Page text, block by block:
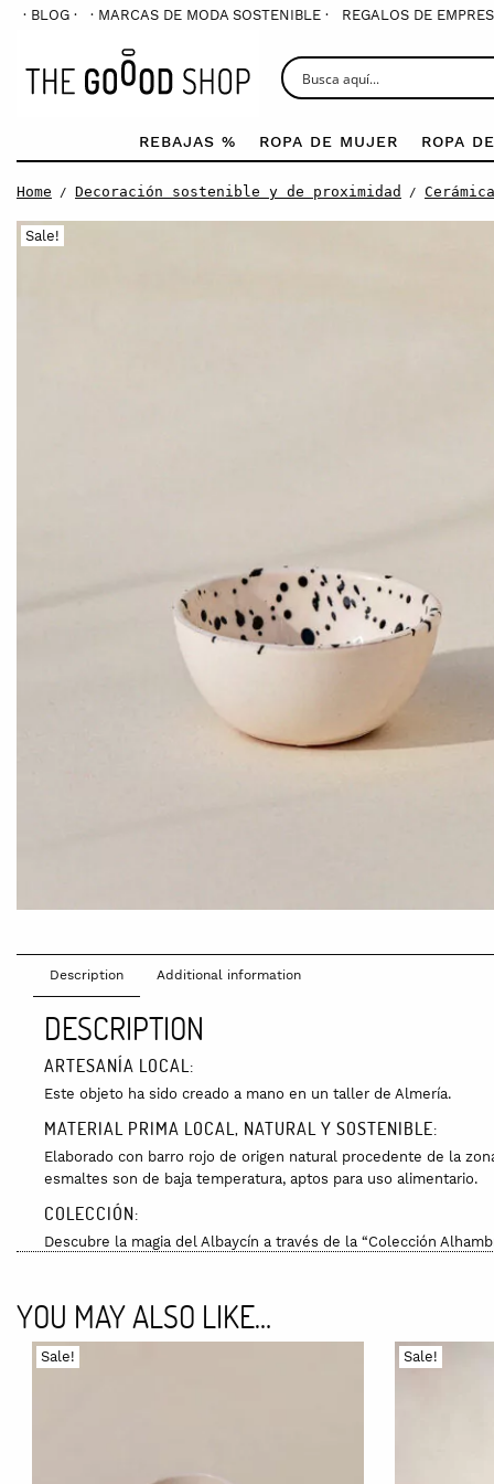
· BLOG · · MARCAS DE MODA SOSTENIBLE · REGALOS DE
REBAJAS % ROPA DE MUJER ROPA
Home / Decoración sostenible y de proximidad /
Sale!
Description Additional information
DESCRIPTION
ARTESANÍA LOCAL:
Este objeto ha sido creado a mano en un taller de Almería.
MATERIAL PRIMA LOCAL, NATURAL Y SOSTENIBLE:
Elaborado con barro rojo de origen natural procedente de la
esmaltes son de baja temperatura, aptos para uso alimentario.
COLECCIÓN:
Descubre la magia del Albaycín a través de la “Colección
con un delicado esmaltado y pintado a mano.
CUIDADOS:
Esta pieza se puede introducir en el lavavajillas y en el
Va envuelta en plástico de burbujas para asegurar que llega a
YOU MAY ALSO LIKE…
Sale! Sale!